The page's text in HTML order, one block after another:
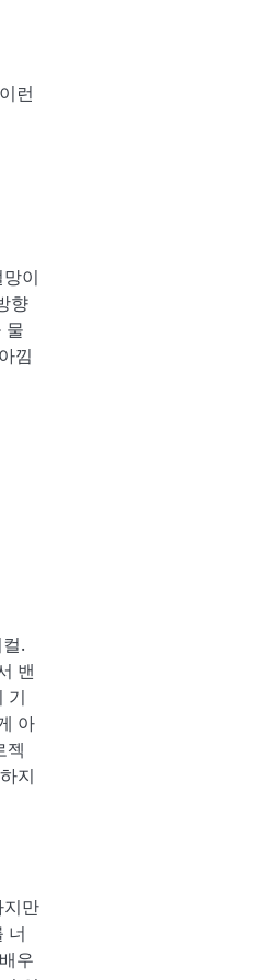
런
이
향
물
낌
.
밴
기
아
젝
지
지만
너
우